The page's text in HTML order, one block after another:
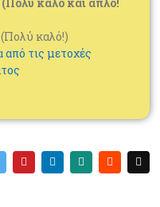
(Πολύ καλό!)
τις μετοχές